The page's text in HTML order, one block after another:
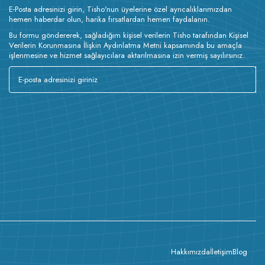
E-Posta adresinizi girin, Tisho'nun üyelerine özel ayrıcalıklarımızdan
hemen haberdar olun, harika fırsatlardan hemen faydalanın.
Bu formu göndererek, sağladığım kişisel verilerin Tisho tarafından Kişisel
Verilerin Korunmasına İlişkin Aydınlatma Metni kapsamında bu amaçla
işlenmesine ve hizmet sağlayıcılara aktarılmasına izin vermiş sayılırsınız.
HakkımızdaİletişimBlog